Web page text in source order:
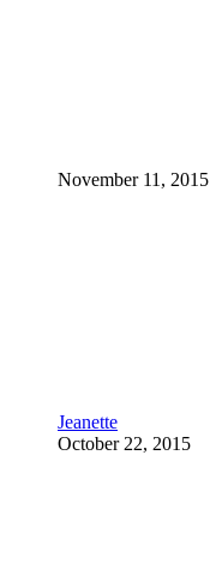
November 11, 2015
Jeanette
October 22, 2015